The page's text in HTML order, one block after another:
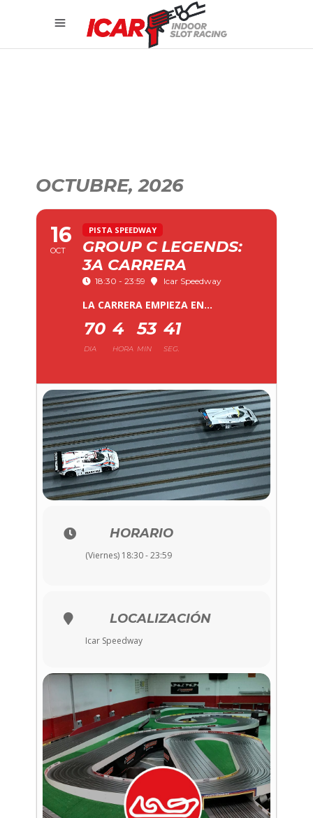
OCTUBRE, 2026
16
OCT
PISTA SPEEDWAY
GROUP C LEGENDS:
3A CARRERA
18:30 - 23:59 Icar Speedway
LA CARRERA EMPIEZA EN...
70
DIA
4
HORA
53
MIN
41
SEG.
HORARIO
(Viernes) 18:30 - 23:59
LOCALIZACIÓN
Icar Speedway